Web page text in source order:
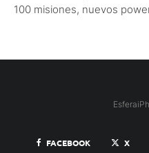
100 misiones, nuevos
FACEBOOK X